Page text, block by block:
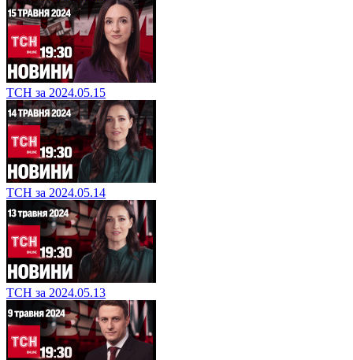
ТСН за 2024.05.15
ТСН за 2024.05.14
ТСН за 2024.05.13